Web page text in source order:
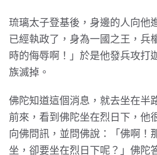
琉璃太子登基後，身邊的人向他
已經執政了，身為一國之王，兵
時的侮辱啊！」於是他發兵攻打
族滅掉。
佛陀知道這個消息，就去坐在半
前來，看到佛陀坐在烈日下，他
向佛問訊，並問佛說：「佛啊！
坐，卻要坐在烈日下呢？」佛陀